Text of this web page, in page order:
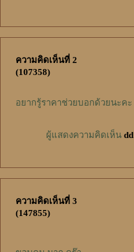
ความคิดเห็นที่ 2
(107358)
อยากรู้ราคาช่วยบอกด้วยนะคะ
ผู้แสดงความคิดเห็น dd
ความคิดเห็นที่ 3
(147855)